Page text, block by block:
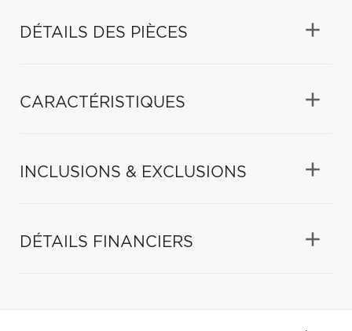
DÉTAILS DES PIÈCES
CARACTÉRISTIQUES
INCLUSIONS & EXCLUSIONS
DÉTAILS FINANCIERS